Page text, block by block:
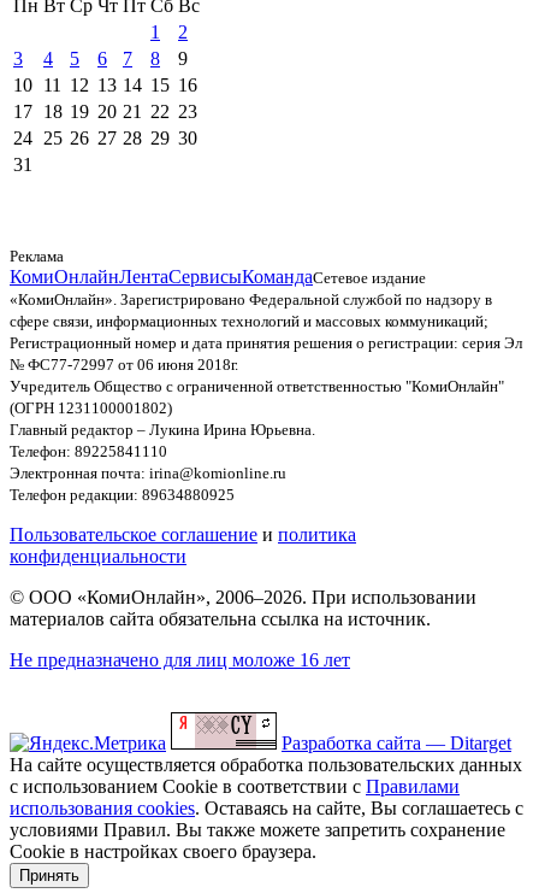
Пн Вт Ср Чт Пт Сб Вс
1
2
3
4 5 6 7 8
9
10 11 12 13 14 15 16
17 18 19 20 21 22 23
24 25 26 27 28 29 30
31
Реклама
КомиОнлайнЛентаСервисыКомандаСетевое издание
«КомиОнлайн». Зарегистрировано Федеральной службой по надзору в
сфере связи, информационных технологий и массовых коммуникаций;
Регистрационный номер и дата принятия решения о регистрации: серия Эл
№ ФС77-72997 от 06 июня 2018г.
Учредитель Общество с ограниченной ответственностью "КомиОнлайн"
(ОГРН 1231100001802)
Главный редактор – Лукина Ирина Юрьевна.
Телефон: 89225841110
Электронная почта: irina@komionline.ru
Телефон редакции: 89634880925
Пользовательское соглашение и политика
конфиденциальности
© ООО «КомиОнлайн», 2006–2026. При использовании
материалов сайта обязательна ссылка на источник.
Не предназначено для лиц моложе 16 лет
Разработка сайта — Ditarget
На сайте осуществляется обработка пользовательских данных
с использованием Cookie в соответствии с Правилами
использования cookies. Оставаясь на сайте, Вы соглашаетесь с
условиями Правил. Вы также можете запретить сохранение
Cookie в настройках своего браузера.
Принять